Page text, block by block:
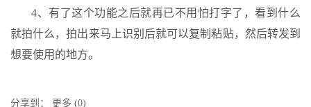
4、有了这个功能之后就再已不用怕打字了，看到什么
就拍什么，拍出来马上识别后就可以复制粘贴，然后转发到
想要使用的地方。
分享到： 更多 (0)